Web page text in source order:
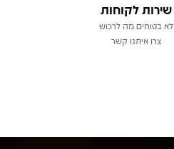
שירות לקוחות
לא בטוחים מה לרכוש
צרו איתנו קשר